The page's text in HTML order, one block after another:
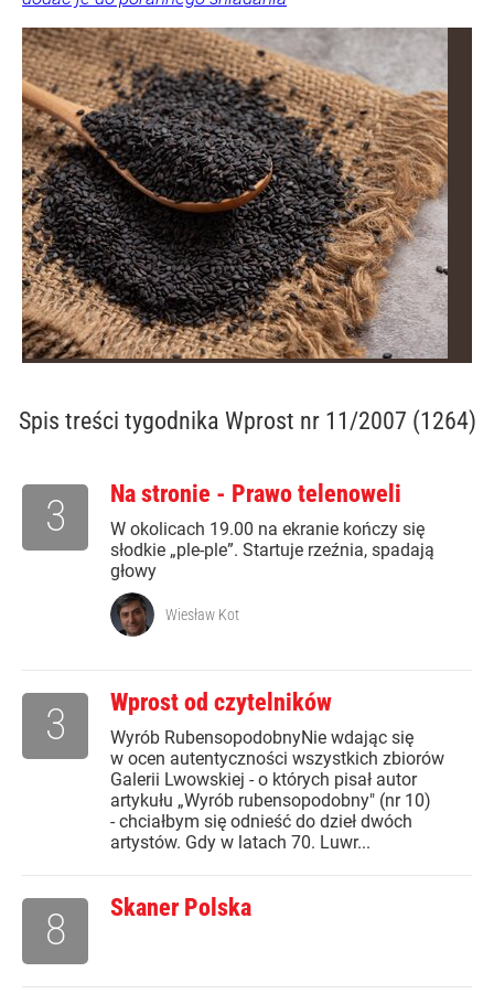
Spis treści tygodnika Wprost nr 11/2007 (1264)
Na stronie - Prawo telenoweli
W okolicach 19.00 na ekranie kończy się
słodkie „ple-ple”. Startuje rzeźnia, spadają
głowy
3
Wiesław Kot
Wprost od czytelników
Wyrób RubensopodobnyNie wdając się
w ocen autentyczności wszystkich zbiorów
Galerii Lwowskiej - o których pisał autor
artykułu „Wyrób rubensopodobny" (nr 10)
- chciałbym się odnieść do dzieł dwóch
artystów. Gdy w latach 70. Luwr...
3
Skaner Polska
8